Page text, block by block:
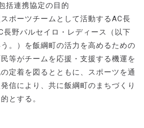
括連携協定の目的
ポーツチームとして活動するAC長
長野パルセイロ・レディース（以下
う。）を飯綱町の活力を高めるための
等がチームを応援・支援する機運を
定着を図るとともに、スポーツを通
信により、共に飯綱町のまちづくり
とする。